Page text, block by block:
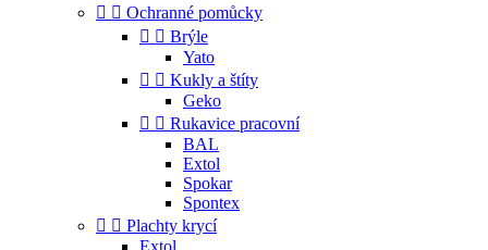
  Ochranné pomůcky
  Brýle
Yato
  Kukly a štíty
Geko
  Rukavice pracovní
BAL
Extol
Spokar
Spontex
  Plachty krycí
Extol